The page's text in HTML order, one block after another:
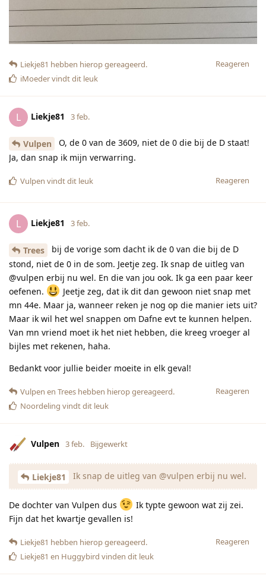
Reageren
Liekje81 hebben hierop gereageerd.
iMoedervindt dit leuk
L Liekje81 3 feb.
Vulpen
O, de 0 van de 3609, niet de 0 die bij de D staat!
Ja, dan snap ik mijn verwarring.
Reageren
Vulpen vindt dit leuk
L Liekje81 3 feb.
Trees
bij de vorige som dacht ik de 0 van die bij de D
stond, niet de 0 in de som. Jeetje zeg. Ik snap de uitleg van
@vulpen erbij nu wel. En die van jou ook. Ik ga een paar keer
oefenen.
Jeetje zeg, dat ik dit dan gewoon niet snap met
mn 44e. Maar ja, wanneer reken je nog op die manier iets uit?
Maar ik wil het wel snappen om Dafne evt te kunnen helpen.
Van mn vriend moet ik het niet hebben, die kreeg vroeger al
bijles met rekenen, haha.
Bedankt voor jullie beider moeite in elk geval!
Reageren
Vulpen en Trees hebben hierop gereageerd.
Noordeling vindt dit leuk
Vulpen 3 feb. Bijgewerkt
Liekje81 Ik snap de uitleg van @vulpen erbij nu wel.
De dochter van Vulpen dus
Ik typte gewoon wat zij zei.
Fijn dat het kwartje gevallen is!
Reageren
Liekje81 hebben hierop gereageerd.
Liekje81 en Huggybird vinden dit leuk